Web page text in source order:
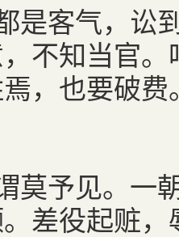
是客气，讼
不知当官
，也要破
莫予见。一
差役起赃